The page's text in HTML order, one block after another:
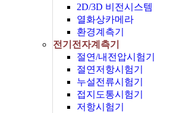
2D/3D 비전시스템
열화상카메라
환경계측기
전기전자계측기
절연/내전압시험기
절연저항시험기
누설전류시험기
접지도통시험기
저항시험기